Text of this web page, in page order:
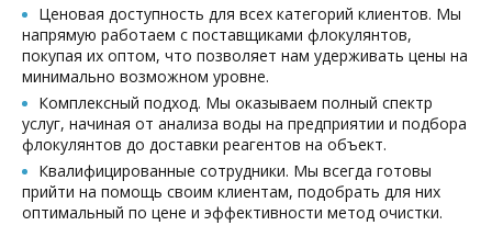
Ценовая доступность для всех категорий клиентов. Мы
напрямую работаем с поставщиками флокулянтов,
покупая их оптом, что позволяет нам удерживать цены на
минимально возможном уровне.
Комплексный подход. Мы оказываем полный спектр
услуг, начиная от анализа воды на предприятии и подбора
флокулянтов до доставки реагентов на объект.
Квалифицированные сотрудники. Мы всегда готовы
прийти на помощь своим клиентам, подобрать для них
оптимальный по цене и эффективности метод очистки.